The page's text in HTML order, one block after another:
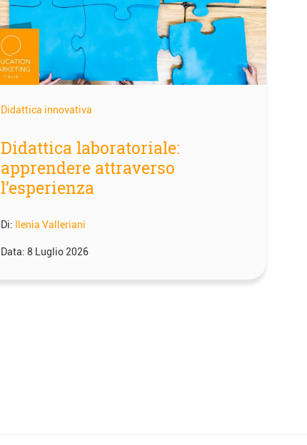
Didattica innovativa
Didattica laboratoriale:
apprendere attraverso
l’esperienza
Di: Ilenia Valleriani
Data:8 Luglio 2026